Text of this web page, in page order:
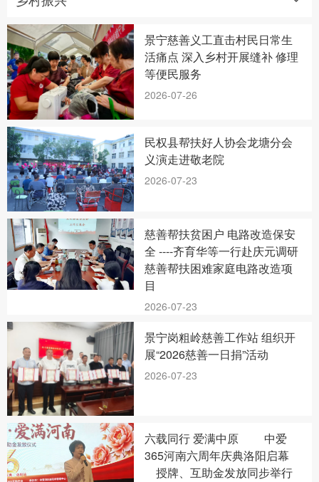
景宁慈善义工直击村民日常生
活痛点 深入乡村开展缝补 修理
等便民服务
2026-07-26
民权县帮扶好人协会龙塘分会
义演走进敬老院
2026-07-23
慈善帮扶贫困户 电路改造保安
全 ----齐育华等一行赴庆元调研
慈善帮扶困难家庭电路改造项
目
2026-07-23
景宁岗粗岭慈善工作站 组织开
展“2026慈善一日捐”活动
2026-07-23
六载同行 爱满中原 中爱
365河南六周年庆典洛阳启幕
授牌、互助金发放同步举行